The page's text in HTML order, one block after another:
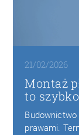
21/02/2026
Montaż
to
prawami.